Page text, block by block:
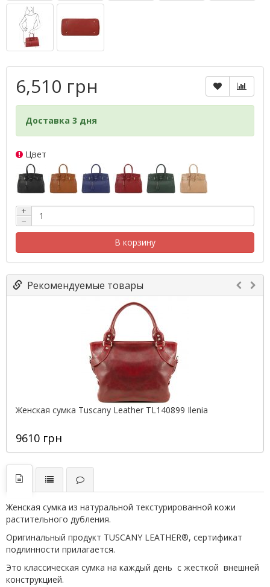
6,510 грн
Доставка 3 дня
Цвет
+
−
В корзину
Рекомендуемые товары
Женская сумка Tuscany Leather TL140899 Ilenia
9610 грн
Женская сумка из натуральной текстурированной кожи
растительного дубления.
Оригинальный продукт TUSCANY LEATHER®, сертификат
подлинности прилагается.
Это классическая сумка на каждый день с жесткой внешней
конструкцией.